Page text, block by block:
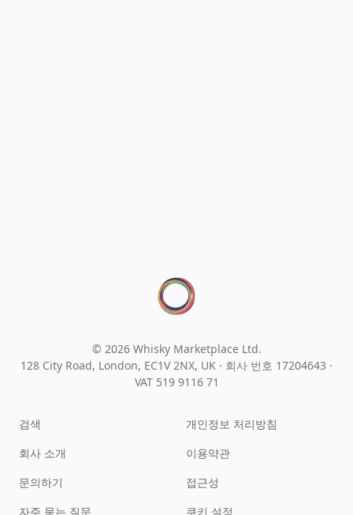
© 2026 Whisky Marketplace Ltd.
128 City Road, London, EC1V 2NX, UK · 회사 번호 17204643 ·
VAT 519 9116 71
검색
회사 소개
문의하기
자주 묻는 질문
개인정보 처리방침
이용약관
접근성
쿠키 설정